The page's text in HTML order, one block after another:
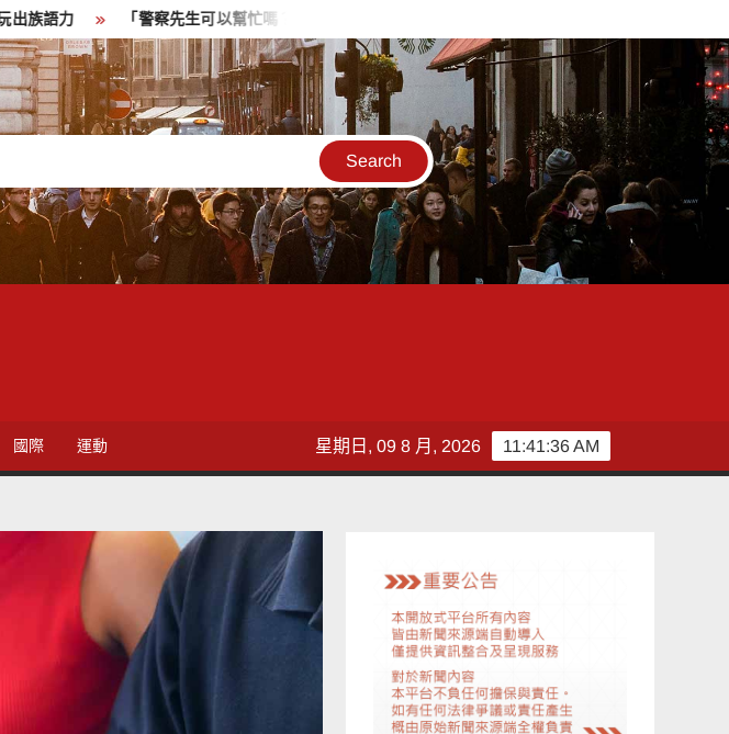
「警察先生可以幫忙嗎？」轎車尖峰時段拋錨 雙警秒變推車大力士
國際 運動 11:41:37 AM
星期日, 09 8 月, 2026